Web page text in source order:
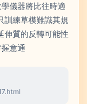
儀器將比往時適
訓練草模難識其規
伸質的反轉可能性
意通